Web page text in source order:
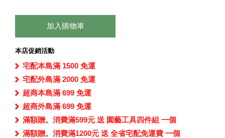
加入購物車
本店促銷活動
宅配本島滿 1500 免運
宅配外島滿 2000 免運
超商本島滿 699 免運
超商外島滿 699 免運
滿額贈。消費滿599元 送 園藝工具四件組 一個
滿額贈。消費滿1200元 送 全省宅配免運費 一個